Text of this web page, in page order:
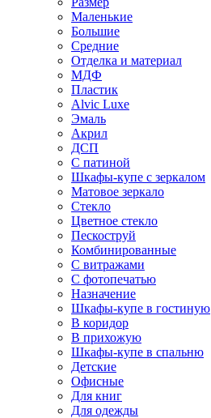
Маленькие
Большие
Средние
Отделка и материал
МДФ
Пластик
Alvic Luxe
Эмаль
Акрил
ДСП
С патиной
Шкафы-купе с зеркалом
Матовое зеркало
Стекло
Цветное стекло
Пескоструй
Комбинированные
С витражами
С фотопечатью
Назначение
Шкафы-купе в гостиную
В коридор
В прихожую
Шкафы-купе в спальню
Детские
Офисные
Для книг
Для одежды